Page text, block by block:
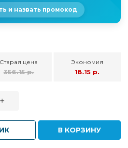
и назвать промокод
Старая цена
356.15 р.
Экономия
18.15 р.
+
В КОРЗИНУ